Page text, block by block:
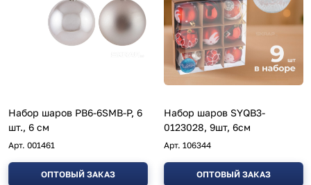
Набор шаров PB6-6SMB-P, 6
шт., 6 см
Арт. 001461
ОПТОВЫЙ ЗАКАЗ
Набор шаров SYQB3-
0123028, 9шт, 6см
Арт. 106344
ОПТОВЫЙ ЗАКАЗ